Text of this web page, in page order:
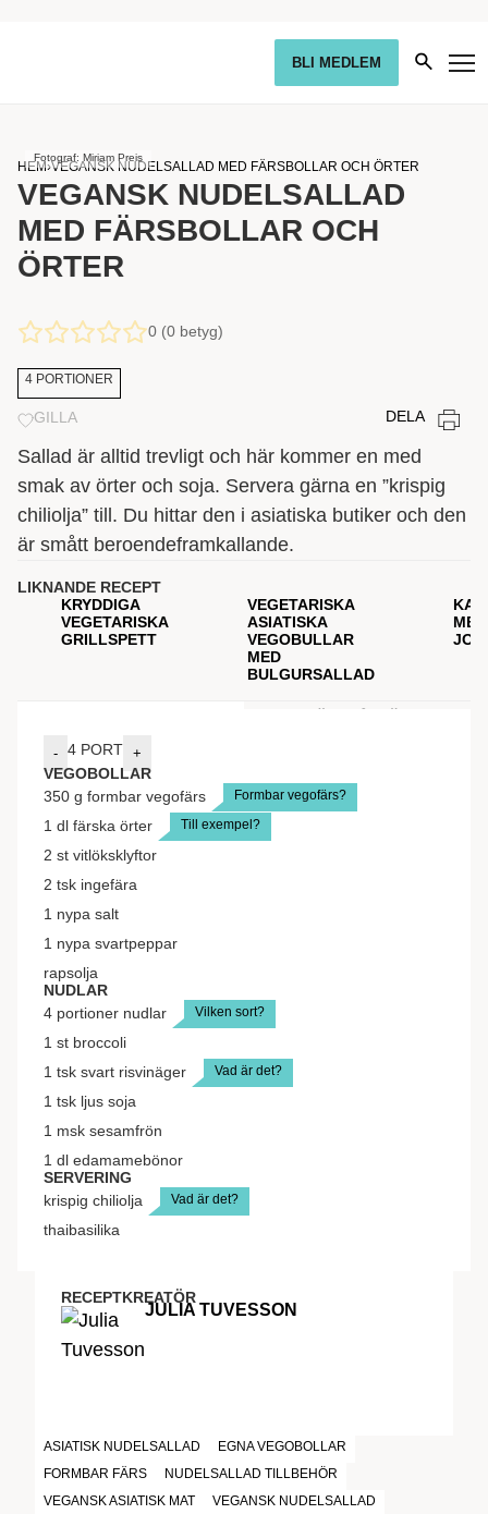
BLI MEDLEM
HEM›VEGANSK NUDELSALLAD MED FÄRSBOLLAR OCH ÖRTER
Fotograf: Miriam Preis
VEGANSK NUDELSALLAD
MED FÄRSBOLLAR OCH
ÖRTER
0 (0 betyg)
4 PORTIONER
GILLA DELA
Sallad är alltid trevligt och här kommer en med
smak av örter och soja. Servera gärna en ”krispig
chiliolja” till. Du hittar den i asiatiska butiker och den
är smått beroendeframkallande.
LIKNANDE RECEPT
KRYDDIGA
VEGETARISKA
GRILLSPETT
VEGETARISKA
ASIATISKA
VEGOBULLAR
MED
BULGURSALLAD
MED
- 4 PORT +
VEGOBOLLAR
350 g formbar vegofärs Formbar vegofärs?
1 dl färska örter Till exempel?
2 st vitlöksklyftor
2 tsk ingefära
1 nypa salt
1 nypa svartpeppar
rapsolja
NUDLAR
4 portioner nudlar Vilken sort?
1 st broccoli
1 tsk svart risvinäger Vad är det?
1 tsk ljus soja
1 msk sesamfrön
1 dl edamamebönor
SERVERING
krispig chiliolja
Vad är det?
thaibasilika
RECEPTKREATÖR
JULIA TUVESSON
ASIATISK NUDELSALLAD
EGNA VEGOBOLLAR
FORMBAR FÄRS
NUDELSALLAD TILLBEHÖR
VEGANSK ASIATISK MAT
VEGANSK NUDELSALLAD